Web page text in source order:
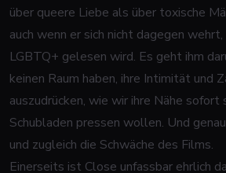
über queere Liebe als über toxische
auch wenn er sich nicht dagegen
LGBTQ+ gelesen wird. Es geht ihm
keinen Raum haben, ihre Intimität und
auszudrücken, wie wir ihre Nähe sofort
Schubladen pressen wollen. Und
und zugleich die Schwäche des Films.
Einerseits ist Close unfassbar ehrlich